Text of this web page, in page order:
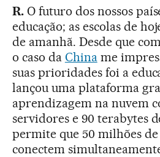
R. O futuro dos nossos
educação; as escolas de
de amanhã. Desde que
o caso da Chiname
suas prioridades foi a
lançou uma plataforma
aprendizagem na nuvem
servidores e 90 terabytes
permite que 50 milhões de
conectem